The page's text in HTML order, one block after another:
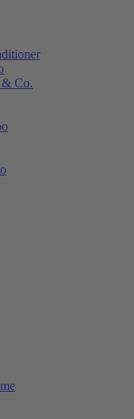
& Co.